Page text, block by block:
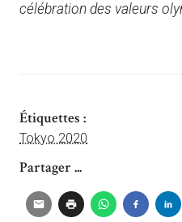
célébration des valeurs
Étiquettes :
Tokyo 2020
Partager ...